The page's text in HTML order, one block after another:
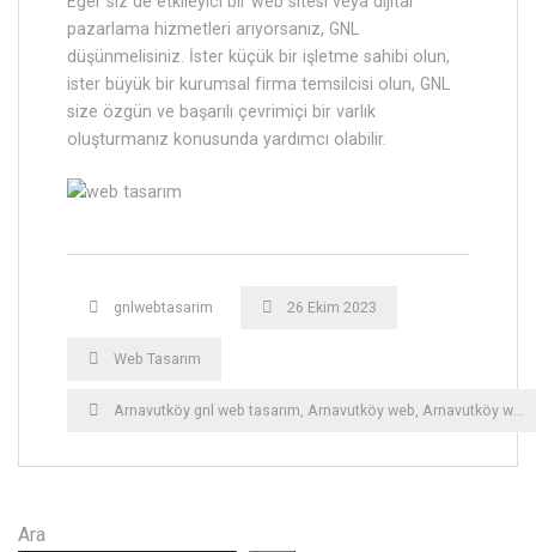
pazarlama hizmetleri arıyorsanız, GNL
düşünmelisiniz. İster küçük bir işletme sahibi olun,
ister büyük bir kurumsal firma temsilcisi olun, GNL
size özgün ve başarılı çevrimiçi bir varlık
oluşturmanız konusunda yardımcı olabilir.
gnlwebtasarim 26 Ekim 2023
Web Tasarım
Arnavutköy gnl web tasarım, Arnavutköy web, Arnavutköy web tasarım
Ara